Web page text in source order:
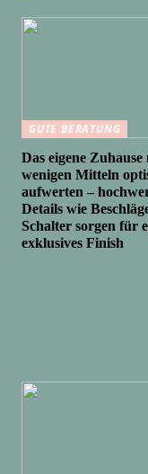
GUTE BERATUNG
Das eigene Zuhause
wenigen Mitteln
aufwerten –
Details wie
Schalter sorgen für
exklusives Finish